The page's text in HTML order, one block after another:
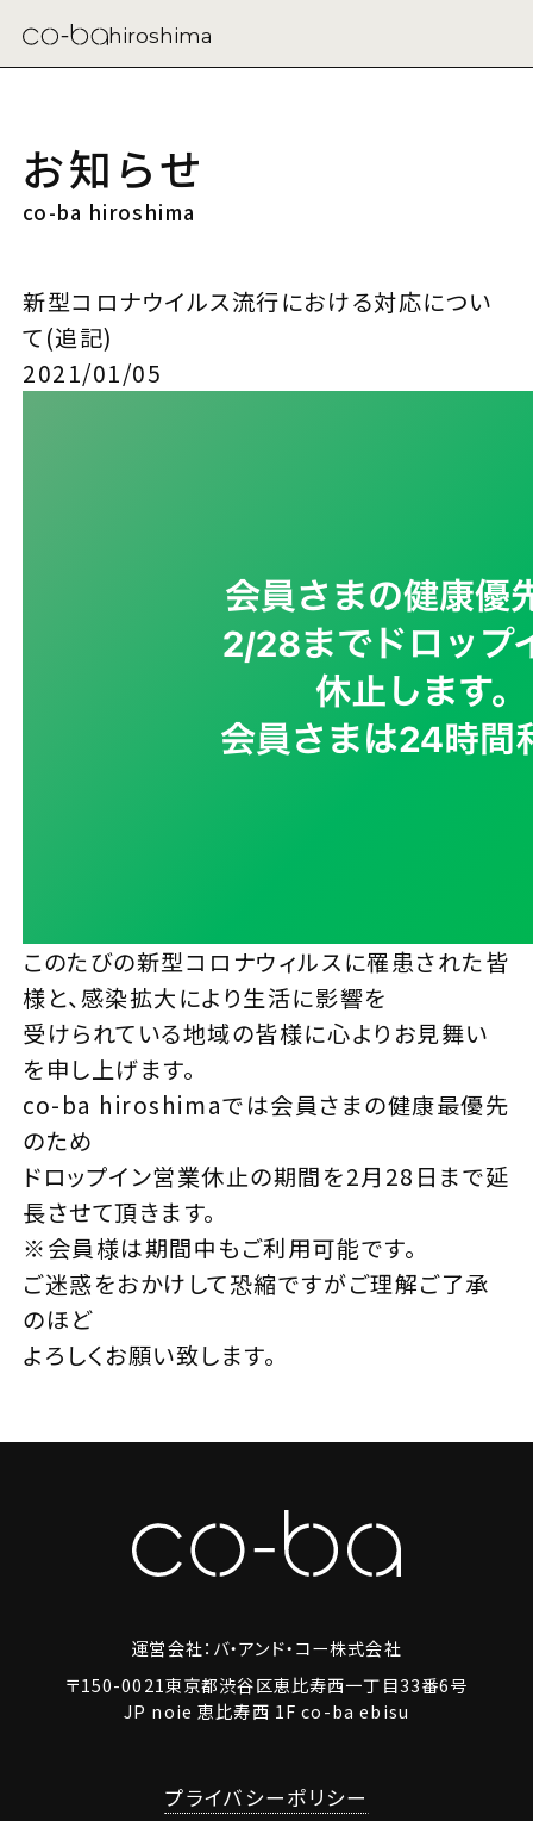
hiroshima
お知らせ
co-ba hiroshima
新型コロナウイルス流行における対応につい
て(追記)
2021/01/05
このたびの新型コロナウィルスに罹患された皆
様と、感染拡大により生活に影響を
受けられている地域の皆様に心よりお見舞い
を申し上げます。
co-ba hiroshimaでは会員さまの健康最優先
のため
ドロップイン営業休止の期間を2月28日まで延
長させて頂きます。
※会員様は期間中もご利用可能です。
ご迷惑をおかけして恐縮ですがご理解ご了承
のほど
よろしくお願い致します。
運営会社：バ・アンド・コー株式会社
〒150-0021東京都渋谷区恵比寿西一丁目33番6号
JP noie 恵比寿西 1F co-ba ebisu
プライバシーポリシー